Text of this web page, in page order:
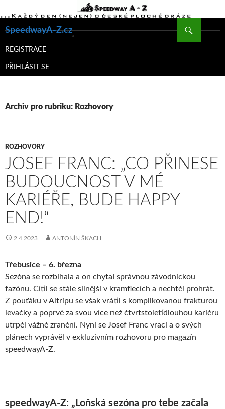
SpeedwayA-Z.cz
K
WEBU
REGISTRACE
PŘIHLÁSIT SE
Archiv pro rubriku: Rozhovory
ROZHOVORY
JOSEF FRANC: „CO PŘINESE
BUDOUCNOST V MÉ
KARIÉŘE, BUDE HAPPY
END!“
2.4.2023 ANTONÍN ŠKACH
Třebusice – 6. března
Sezóna se rozbíhala a on chytal správnou závodnickou
fazónu. Cítil se stále silnější v kramflecích a nechtěl prohrát.
Z pouťáku v Altripu se však vrátil s komplikovanou frakturou
levačky a poprvé za svou více než čtvrtstoletídlouhou kariéru
utrpěl vážné zranění. Nyní se Josef Franc vrací a o svých
plánech vyprávěl v exkluzivním rozhovoru pro magazín
speedwayA-Z.
speedwayA-Z: „Loňská sezóna pro tebe začala